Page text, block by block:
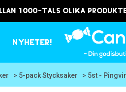
1000-tals olika
Nyheter!
> 5-pack Stycksaker > 5st -